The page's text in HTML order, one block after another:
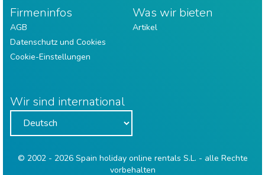
Firmeninfos
AGB
Datenschutz und Cookies
Cookie-Einstellungen
Was wir bieten
Artikel
Wir sind international
© 2002 - 2026 Spain holiday online rentals S.L. - alle Rechte
vorbehalten